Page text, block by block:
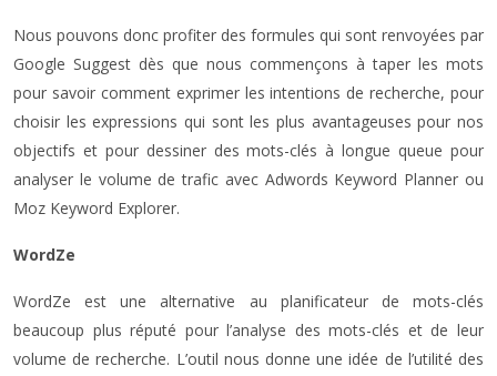
Nous pouvons donc profiter des formules qui sont renvoyées par
Google Suggest dès que nous commençons à taper les mots
pour savoir comment exprimer les intentions de recherche, pour
choisir les expressions qui sont les plus avantageuses pour nos
objectifs et pour dessiner des mots-clés à longue queue pour
analyser le volume de trafic avec Adwords Keyword Planner ou
Moz Keyword Explorer.
WordZe
WordZe est une alternative au planificateur de mots-clés
beaucoup plus réputé pour l’analyse des mots-clés et de leur
volume de recherche. L’outil nous donne une idée de l’utilité des